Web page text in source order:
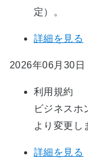
定）。
詳細を見る
2026年06月30日
利用規約
ビジネスホ
より変更し
詳細を見る